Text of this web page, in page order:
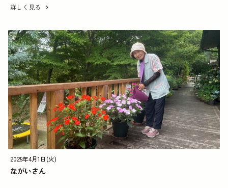
詳しく見る
2025年4月1日(火)
ながいさん